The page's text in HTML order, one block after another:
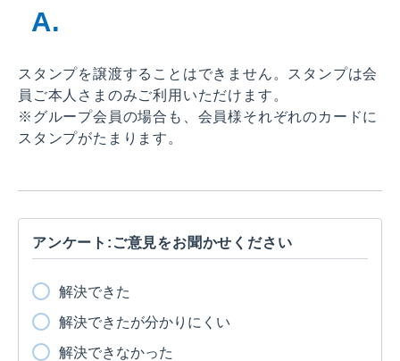
スタンプを譲渡することはできません。スタンプは会
員ご本人さまのみご利用いただけます。
※グループ会員の場合も、会員様それぞれのカードに
スタンプがたまります。
アンケート:ご意見をお聞かせください
解決できた
解決できたが分かりにくい
解決できなかった